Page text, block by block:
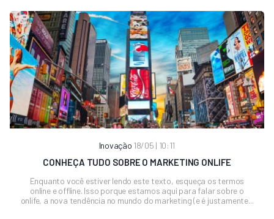
Inovação 18/05 | 10:11
CONHEÇA TUDO SOBRE O MARKETING ONLIFE
Enquanto você estiver lendo este texto, esqueça os termos
online e offline. Isso porque estamos aqui para falar sobre o
onlife, a nova tendência no mundo do marketing (e é justamente...